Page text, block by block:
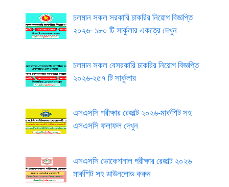
চলমান সকল সরকারি চাকরির নিয়োগ বিজ্ঞপ্তি
২০২৬- ১৮০ টি সার্কুলার একত্রে দেখুন
চলমান সকল বেসরকারি চাকরির নিয়োগ বিজ্ঞপ্তি
২০২৬-২৫৭ টি সার্কুলার
এসএসসি পরীক্ষার রেজাল্ট ২০২৬-মার্কশিট সহ
এসএসসি ফলাফল দেখুন
এসএসসি ভোকেশনাল পরীক্ষার রেজাল্ট ২০২৬
মার্কশিট সহ ডাউনলোড করুন